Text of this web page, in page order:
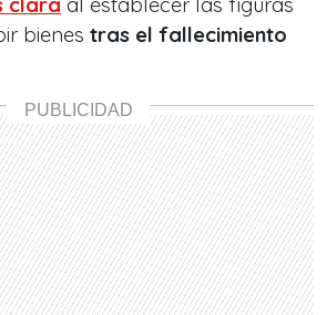
bienes tras el fallecimiento